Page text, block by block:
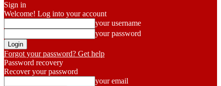
Sign in
Welcome! Log into your account
your username
your password
Forgot your password? Get help
Password recovery
Recover your password
your email